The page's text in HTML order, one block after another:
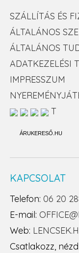
SZÁLLÍTÁS ÉS
ÁLTALÁNOS
ÁLTALÁNOS
ADATKEZELÉSI
IMPRESSZUM
T
ÁRUKERESŐ.HU
KAPCSOLAT
Telefon: 06 20
E-mail:
Web:
Csatlakozz,